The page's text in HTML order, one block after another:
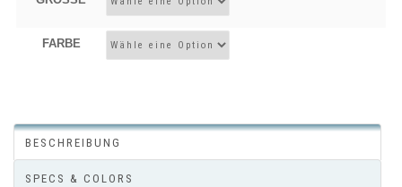
FARBE
BESCHREIBUNG
SPECS & COLORS